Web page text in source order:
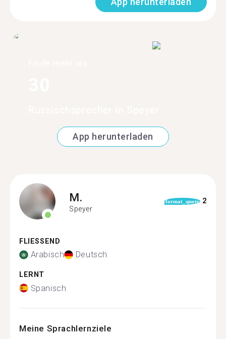
App herunterladen
M.
Speyer
format_quote 2
FLIESSEND
Arabisch Deutsch
LERNT
Spanisch
Meine Sprachlernziele